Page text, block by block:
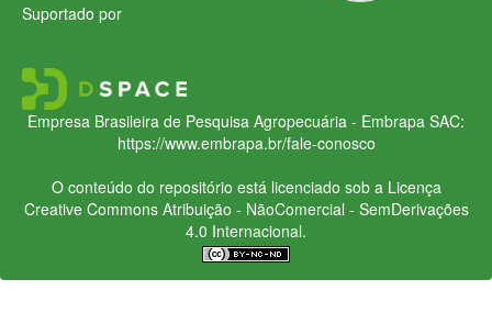
Suportado por
Empresa Brasileira de Pesquisa Agropecuária - Embrapa SAC:
https://www.embrapa.br/fale-conosco
O conteúdo do repositório está licenciado sob a Licença
Creative CommonsAtribuição - NãoComercial - SemDerivações
4.0 Internacional.